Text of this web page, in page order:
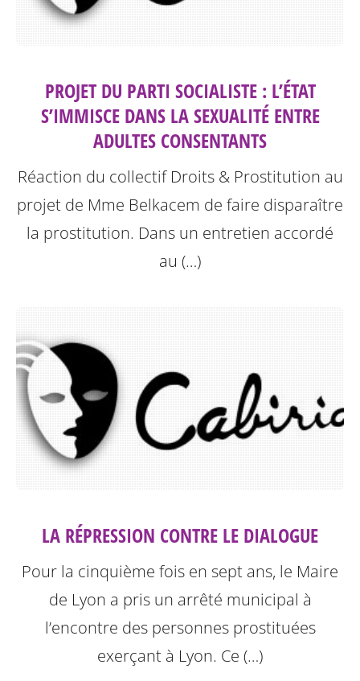
PROJET DU PARTI SOCIALISTE : L’ÉTAT
S’IMMISCE DANS LA SEXUALITÉ ENTRE
ADULTES CONSENTANTS
Réaction du collectif Droits & Prostitution au
projet de Mme Belkacem de faire disparaître
la prostitution. Dans un entretien accordé
au (…)
LA RÉPRESSION CONTRE LE DIALOGUE
Pour la cinquième fois en sept ans, le Maire
de Lyon a pris un arrêté municipal à
l’encontre des personnes prostituées
exerçant à Lyon. Ce (…)